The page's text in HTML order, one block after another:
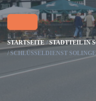
STARTSEITE
STADTTEIL IN
SCHLÜSSELDIENST